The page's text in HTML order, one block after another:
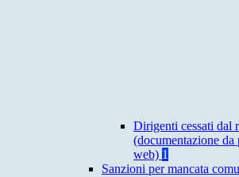
Dirigenti cessati dal
(documentazione
web) 1
Sanzioni per mancata